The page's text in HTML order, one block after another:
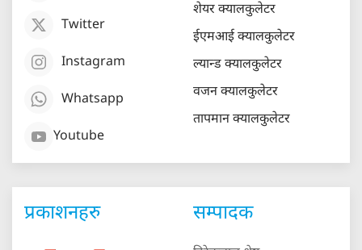
Twitter
Instagram
Whatsapp
Youtube
शेयर क्यालकुलेटर
ईएमआई क्यालकुलेटर
ल्यान्ड क्यालकुलेटर
वजन क्यालकुलेटर
तापमान क्यालकुलेटर
प्रकाशनहरु सम्पादक